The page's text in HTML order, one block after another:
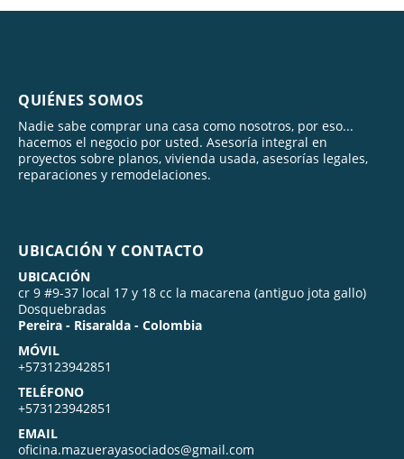
QUIÉNES SOMOS
Nadie sabe comprar una casa como nosotros, por eso...
hacemos el negocio por usted. Asesoría integral en
proyectos sobre planos, vivienda usada, asesorías legales,
reparaciones y remodelaciones.
UBICACIÓN Y CONTACTO
UBICACIÓN
cr 9 #9-37 local 17 y 18 cc la macarena (antiguo jota gallo)
Dosquebradas
Pereira - Risaralda - Colombia
MÓVIL
+573123942851
TELÉFONO
+573123942851
EMAIL
oficina.mazuerayasociados@gmail.com